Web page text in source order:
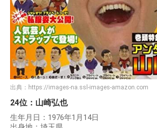
出典： https://images-na.ssl-images-amazon.com
24位：山崎弘也
生年月日：1976年1月14日